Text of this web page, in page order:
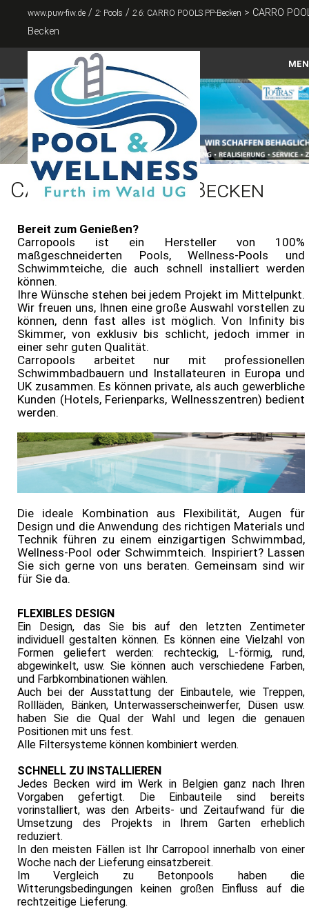
www.puw-fiw.de / 2: Pools / 2.6: CARRO POOLS PP-Becken > CARRO
Becken
Home
Pools
Abdeckungen
Zubehör
Sauna & Infrarot
Für den Garten
Kontakt
Onlineshop
CARRO POOLS PP-Becken
Bereit zum Genießen?
Carropools ist ein Hersteller von 100%
maßgeschneiderten Pools, Wellness-Pools und
Schwimmteiche, die auch schnell installiert werden
können.
Ihre Wünsche stehen bei jedem Projekt im Mittelpunkt.
Wir freuen uns, Ihnen eine große Auswahl vorstellen zu
können, denn fast alles ist möglich. Von Infinity bis
Skimmer, von exklusiv bis schlicht, jedoch immer in
einer sehr guten Qualität.
Carropools arbeitet nur mit professionellen
Schwimmbadbauern und Installateuren in Europa und
UK zusammen. Es können private, als auch gewerbliche
Kunden (Hotels, Ferienparks, Wellnesszentren) bedient
werden.
Die ideale Kombination aus Flexibilität, Augen für
Design und die Anwendung des richtigen Materials und
Technik führen zu einem einzigartigen Schwimmbad,
Wellness-Pool oder Schwimmteich. Inspiriert? Lassen
Sie sich gerne von uns beraten. Gemeinsam sind wir
für Sie da.
FLEXIBLES DESIGN
Ein Design, das Sie bis auf den letzten Zentimeter
individuell gestalten können. Es können eine Vielzahl von
Formen geliefert werden: rechteckig, L-förmig, rund,
abgewinkelt, usw. Sie können auch verschiedene Farben,
und Farbkombinationen wählen.
Auch bei der Ausstattung der Einbautele, wie Treppen,
Rollläden, Bänken, Unterwasserscheinwerfer, Düsen usw.
haben Sie die Qual der Wahl und legen die genauen
Positionen mit uns fest.
Alle Filtersysteme können kombiniert werden.
SCHNELL ZU INSTALLIEREN
Jedes Becken wird im Werk in Belgien ganz nach Ihren
Vorgaben gefertigt. Die Einbauteile sind bereits
vorinstalliert, was den Arbeits- und Zeitaufwand für die
Umsetzung des Projekts in Ihrem Garten erheblich
reduziert.
In den meisten Fällen ist Ihr Carropool innerhalb von einer
Woche nach der Lieferung einsatzbereit.
Im Vergleich zu Betonpools haben die
Witterungsbedingungen keinen großen Einfluss auf die
rechtzeitige Lieferung.